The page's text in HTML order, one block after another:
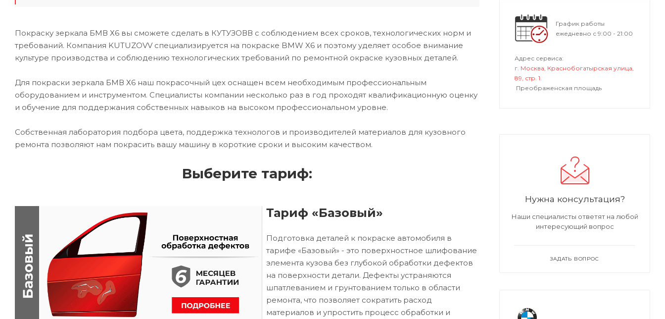
Покраску зеркала БМВ Х6 вы сможете сделать в КУТУЗОВВ с соблюдением всех сроков, технологических норм и
требований. Компания KUTUZOVV специализируется на покраске BMW X6 и поэтому уделяет особое внимание
культуре производства и соблюдению технологических требований по ремонтной окраске кузовных деталей.
Для покраски зеркала БМВ Х6 наш покрасочный цех оснащен всем необходимым профессиональным
оборудованием и инструментом. Специалисты компании несколько раз в год проходят квалификационную оценку
и обучение для поддержания собственных навыков на высоком профессиональном уровне.
Собственная лаборатория подбора цвета, поддержка технологов и производителей материалов для кузовного
ремонта позволяют нам покрасить вашу машину в короткие сроки и высоким качеством.
Выберите тариф:
Тариф «Базовый»
Подготовка деталей к покраске автомобиля в
тарифе «Базовый» - это поверхностное шлифование
элемента кузова без глубокой обработки дефектов
на поверхности детали. Дефекты устраняются
шпатлеванием и грунтованием только в области
ремонта, что позволяет сократить расход
материалов и упростить процесс обработки и
График работы
ежедневно с 9:00 - 21:00
Адрес сервиса:
г. Москва, Краснобогатырская улица,
89, стр. 1.
Преображенская площадь
Нужна консультация?
Наши специалисты ответят на любой
интересующий вопрос
ЗАДАТЬ ВОПРОС